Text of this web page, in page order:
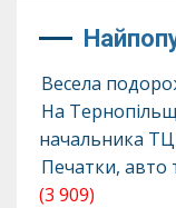
Весела
На
начальника
Печатки, авто
(3 909)